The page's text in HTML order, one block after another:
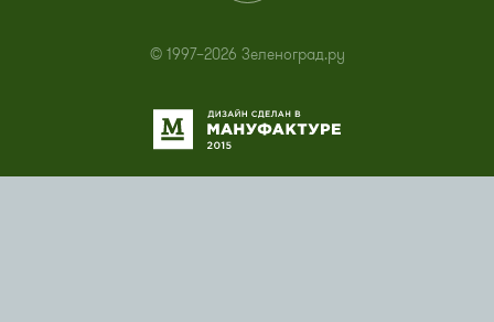
© 1997–2026 Зеленоград.ру